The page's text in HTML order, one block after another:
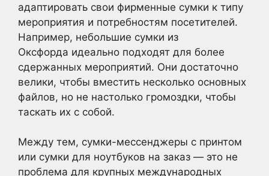
адаптировать свои фирменные сумки к типу
мероприятия и потребностям посетителей.
Например, небольшие сумки из
Оксфорда идеально подходят для более
сдержанных мероприятий. Они достаточно
велики, чтобы вместить несколько основных
файлов, но не настолько громоздки, чтобы
таскать их с собой.
Между тем, сумки-мессенджеры с принтом
или сумки для ноутбуков на заказ — это не
проблема для крупных международных